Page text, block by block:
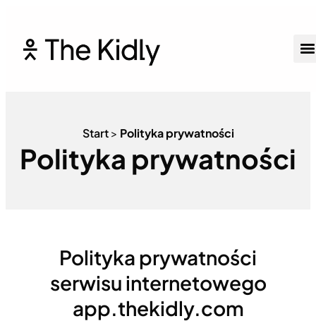
Start> Polityka prywatności
Polityka prywatności
Polityka prywatności
serwisu internetowego
app.thekidly.com